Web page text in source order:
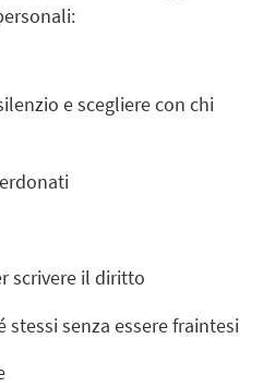
e scegliere con chi
scrivere il diritto
stessi senza essere fraintesi